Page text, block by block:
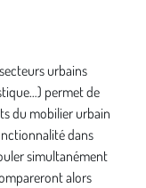
urbains
permet de
du mobilier urbain
dans
simultanément
alors